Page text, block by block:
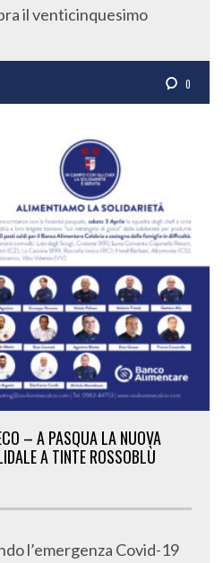
il venticinquesimo
0
– A PASQUA LA NUOVA
A TINTE ROSSOBLÙ
l’emergenza Covid-19